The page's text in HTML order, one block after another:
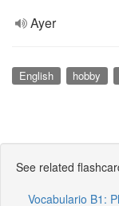
Ayer
English hobby
See related
Vocabulario B1: